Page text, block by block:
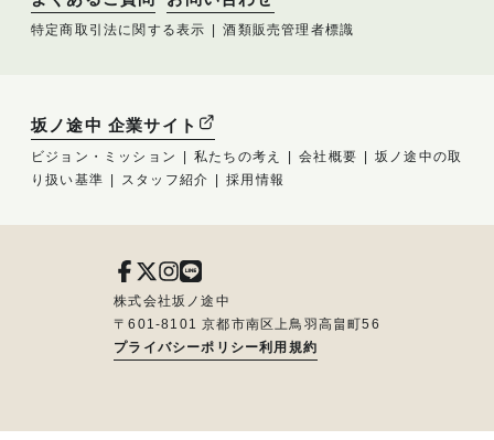
特定商取引法に関する表示 酒類販売管理者標識
坂ノ途中 企業サイト
ビジョン・ミッション 私たちの考え 会社概要
坂ノ途中の取
り扱い基準
スタッフ紹介 採用情報
株式会社坂ノ途中
〒601-8101 京都市南区上鳥羽高畠町56
プライバシーポリシー利用規約